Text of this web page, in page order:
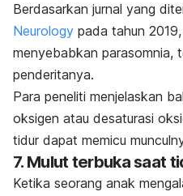
Berdasarkan jurnal yang
Neurology pada tahun 2019,
menyebabkan parasomnia,
penderitanya.
Para peneliti menjelaskan
oksigen atau desaturasi
tidur dapat memicu
7. Mulut terbuka saat
Ketika seorang anak